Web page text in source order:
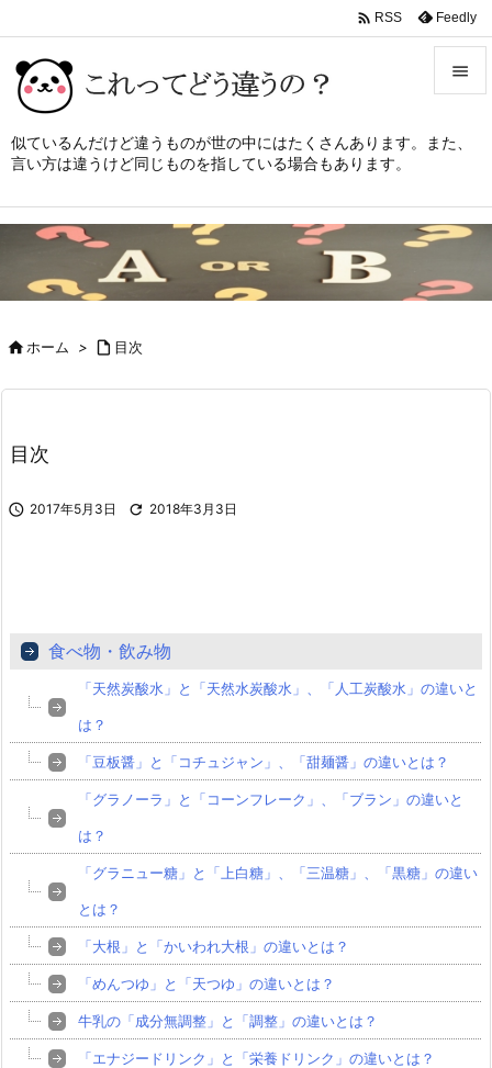
似ているんだけど違うものが世の中にはたくさんあります。また、
言い方は違うけど同じものを指している場合もあります。

メニュ


 RSS Feedly
ホーム >  目次
目次
 2017年5月3日  2018年3月3日
食べ物・飲み物
「天然炭酸水」と「天然水炭酸水」、「人工炭酸水」の違いと
は？
「豆板醤」と「コチュジャン」、「甜麺醤」の違いとは？
「グラノーラ」と「コーンフレーク」、「ブラン」の違いと
は？
「グラニュー糖」と「上白糖」、「三温糖」、「黒糖」の違い
とは？
「大根」と「かいわれ大根」の違いとは？
「めんつゆ」と「天つゆ」の違いとは？
牛乳の「成分無調整」と「調整」の違いとは？
「エナジードリンク」と「栄養ドリンク」の違いとは？